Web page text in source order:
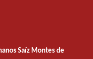
Saíz Montes de